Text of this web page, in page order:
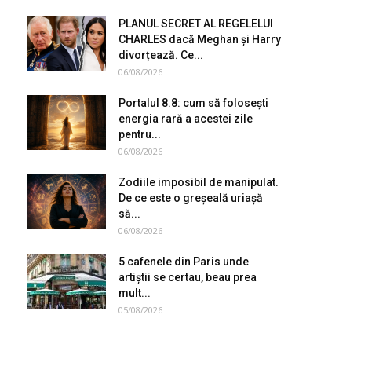
PLANUL SECRET AL REGELELUI
CHARLES dacă Meghan și Harry
divorțează. Ce...
06/08/2026
Portalul 8.8: cum să folosești
energia rară a acestei zile
pentru...
06/08/2026
Zodiile imposibil de manipulat.
De ce este o greșeală uriașă
să...
06/08/2026
5 cafenele din Paris unde
artiștii se certau, beau prea
mult...
05/08/2026